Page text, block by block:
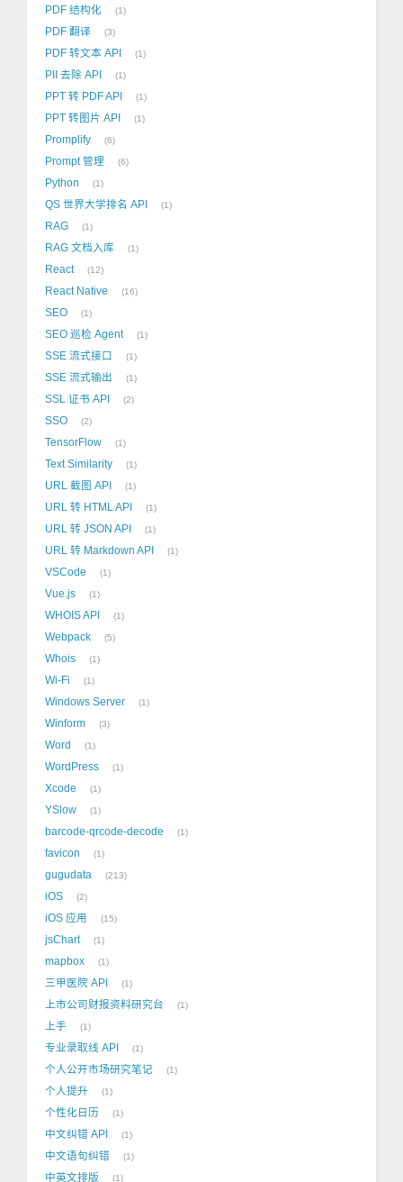
PDF 结构化 1
PDF 翻译 3
PDF 转文本 API 1
PII 去除 API 1
PPT 转 PDF API 1
PPT 转图片 API 1
Promplify 6
Prompt 管理 6
Python 1
QS 世界大学排名 API 1
RAG 1
RAG 文档入库 1
React 12
React Native 16
SEO 1
SEO 巡检 Agent 1
SSE 流式接口 1
SSE 流式输出 1
SSL 证书 API 2
SSO 2
TensorFlow 1
Text Similarity 1
URL 截图 API 1
URL 转 HTML API 1
URL 转 JSON API 1
URL 转 Markdown API 1
VSCode 1
Vue.js 1
WHOIS API 1
Webpack 5
Whois 1
Wi-Fi 1
Windows Server 1
Winform 3
Word 1
WordPress 1
Xcode 1
YSlow 1
barcode-qrcode-decode 1
favicon 1
gugudata 213
iOS 2
iOS 应用 15
jsChart 1
mapbox 1
三甲医院 API 1
上市公司财报资料研究台 1
上手 1
专业录取线 API 1
个人公开市场研究笔记 1
个人提升 1
个性化日历 1
中文纠错 API 1
中文语句纠错 1
中英文排版 1